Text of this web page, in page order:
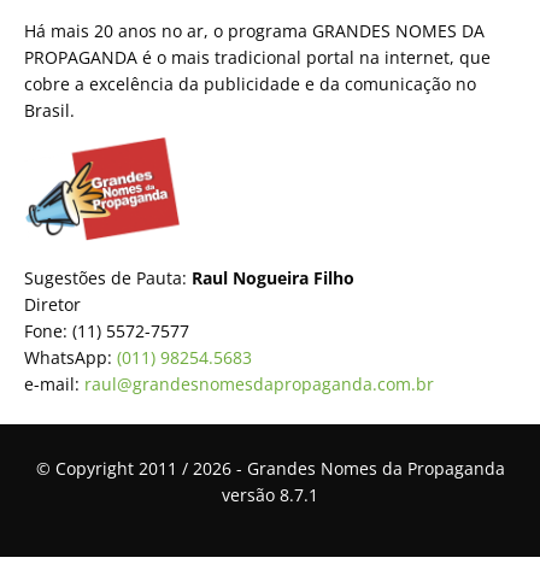
Há mais 20 anos no ar, o programa GRANDES NOMES DA
PROPAGANDA é o mais tradicional portal na internet, que
cobre a excelência da publicidade e da comunicação no
Brasil.
Sugestões de Pauta: Raul Nogueira Filho
Diretor
Fone: (11) 5572-7577
WhatsApp: (011) 98254.5683
e-mail: raul@grandesnomesdapropaganda.com.br
© Copyright 2011 / 2026 - Grandes Nomes da Propaganda
versão 8.7.1